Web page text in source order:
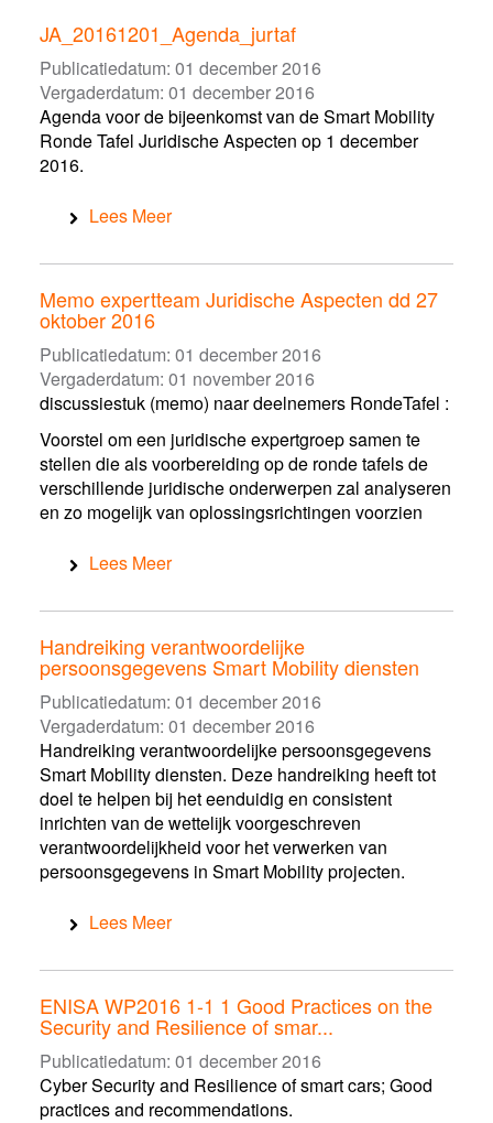
JA_20161201_Agenda_jurtaf
Publicatiedatum: 01 december 2016
Vergaderdatum: 01 december 2016
Agenda voor de bijeenkomst van de Smart Mobility
Ronde Tafel Juridische Aspecten op 1 december
2016.
Lees Meer
Memo expertteam Juridische Aspecten dd 27
oktober 2016
Publicatiedatum: 01 december 2016
Vergaderdatum: 01 november 2016
discussiestuk (memo) naar deelnemers RondeTafel :
Voorstel om een juridische expertgroep samen te
stellen die als voorbereiding op de ronde tafels de
verschillende juridische onderwerpen zal analyseren
en zo mogelijk van oplossingsrichtingen voorzien
Lees Meer
Handreiking verantwoordelijke
persoonsgegevens Smart Mobility diensten
Publicatiedatum: 01 december 2016
Vergaderdatum: 01 december 2016
Handreiking verantwoordelijke persoonsgegevens
Smart Mobility diensten. Deze handreiking heeft tot
doel te helpen bij het eenduidig en consistent
inrichten van de wettelijk voorgeschreven
verantwoordelijkheid voor het verwerken van
persoonsgegevens in Smart Mobility projecten.
Lees Meer
ENISA WP2016 1-1 1 Good Practices on the
Security and Resilience of smar...
Publicatiedatum: 01 december 2016
Cyber Security and Resilience of smart cars; Good
practices and recommendations.